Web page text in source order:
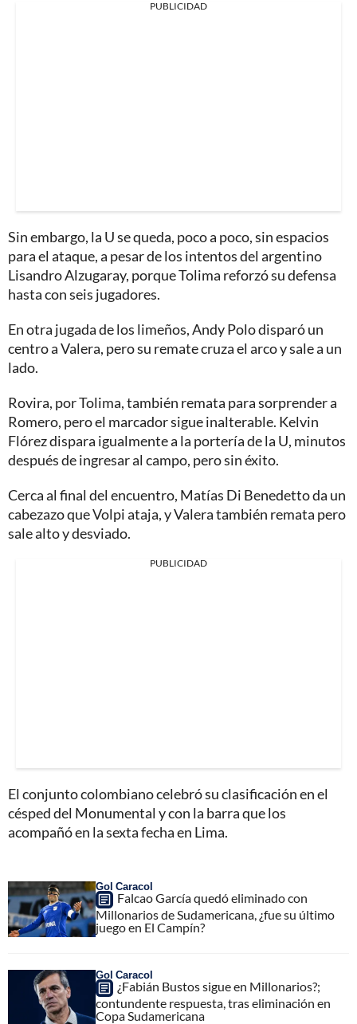
PUBLICIDAD
Sin embargo, la U se queda, poco a poco, sin espacios
para el ataque, a pesar de los intentos del argentino
Lisandro Alzugaray, porque Tolima reforzó su defensa
hasta con seis jugadores.
En otra jugada de los limeños, Andy Polo disparó un
centro a Valera, pero su remate cruza el arco y sale a un
lado.
Rovira, por Tolima, también remata para sorprender a
Romero, pero el marcador sigue inalterable. Kelvin
Flórez dispara igualmente a la portería de la U, minutos
después de ingresar al campo, pero sin éxito.
Cerca al final del encuentro, Matías Di Benedetto da un
cabezazo que Volpi ataja, y Valera también remata pero
sale alto y desviado.
PUBLICIDAD
El conjunto colombiano celebró su clasificación en el
césped del Monumental y con la barra que los
acompañó en la sexta fecha en Lima.
Gol Caracol
Falcao García quedó eliminado con
Millonarios de Sudamericana, ¿fue su último
juego en El Campín?
Gol Caracol
¿Fabián Bustos sigue en Millonarios?;
contundente respuesta, tras eliminación en
Copa Sudamericana